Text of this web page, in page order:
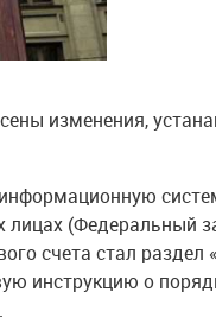
изменения,
(Федеральный
счета стал раздел
инструкцию о